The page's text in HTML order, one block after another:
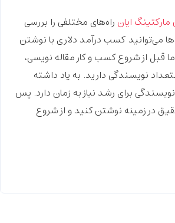
ایان راه‌های مختلفی را بررسی
می‌توانید کسب درآمد دلاری با نوشتن
قبل از شروع کسب و کار مقاله نویسی،
نویسندگی دارید. به یاد داشته
برای رشد نیاز به زمان دارد. پس
در زمینه نوشتن کنید و از شروع